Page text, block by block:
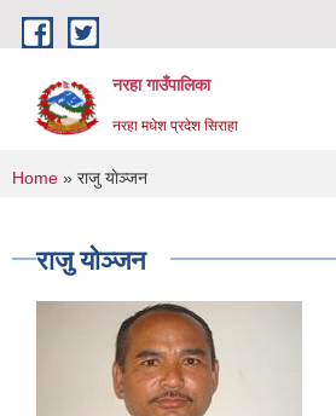
Skip to main content
नरहा गाउँपालिका
नरहा मधेश प्रदेश सिराहा
You are here
Home » राजु याेञ्जन
राजु याेञ्जन